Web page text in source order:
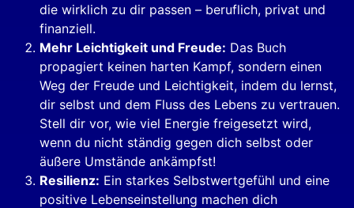
die wirklich zu dir passen – beruflich, privat und
finanziell.
Mehr Leichtigkeit und Freude: Das Buch
propagiert keinen harten Kampf, sondern einen
Weg der Freude und Leichtigkeit, indem du lernst,
dir selbst und dem Fluss des Lebens zu vertrauen.
Stell dir vor, wie viel Energie freigesetzt wird,
wenn du nicht ständig gegen dich selbst oder
äußere Umstände ankämpfst!
Resilienz: Ein starkes Selbstwertgefühl und eine
positive Lebenseinstellung machen dich